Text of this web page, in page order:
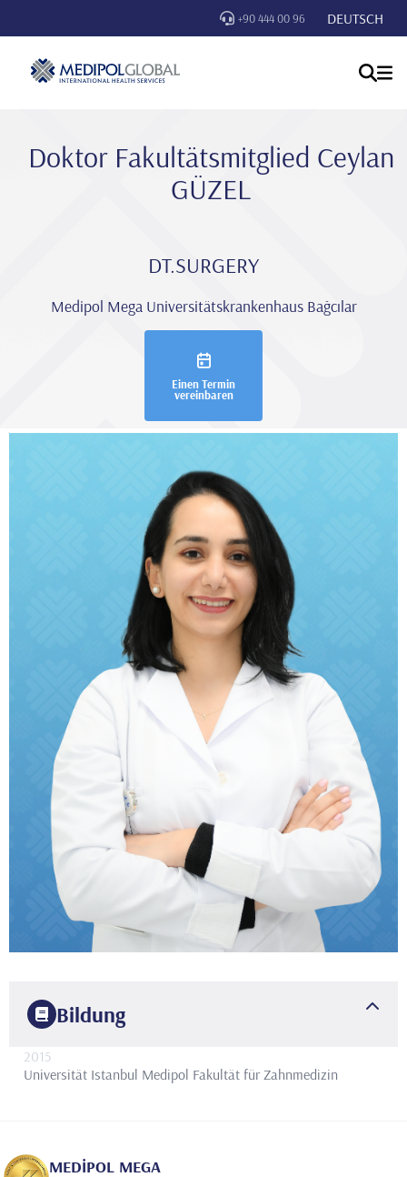
+90 444 00 96 DEUTSCH
Doktor Fakultätsmitglied Ceylan
GÜZEL
DT.SURGERY
Medipol Mega Universitätskrankenhaus Bağcılar
Einen Termin
vereinbaren
Bildung
2015
Universität Istanbul Medipol Fakultät für Zahnmedizin
MEDİPOL MEGA